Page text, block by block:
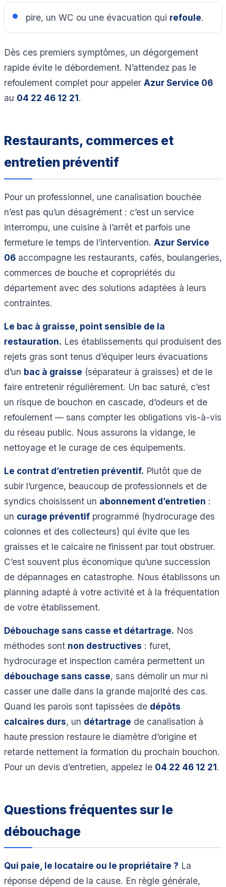
pire, un WC ou une évacuation qui refoule.
Dès ces premiers symptômes, un dégorgement
rapide évite le débordement. N’attendez pas le
refoulement complet pour appeler Azur Service 06
au 04 22 46 12 21.
Restaurants, commerces et
entretien préventif
Pour un professionnel, une canalisation bouchée
n’est pas qu’un désagrément : c’est un service
interrompu, une cuisine à l’arrêt et parfois une
fermeture le temps de l’intervention. Azur Service
06 accompagne les restaurants, cafés, boulangeries,
commerces de bouche et copropriétés du
département avec des solutions adaptées à leurs
contraintes.
Le bac à graisse, point sensible de la
restauration. Les établissements qui produisent des
rejets gras sont tenus d’équiper leurs évacuations
d’un bac à graisse (séparateur à graisses) et de le
faire entretenir régulièrement. Un bac saturé, c’est
un risque de bouchon en cascade, d’odeurs et de
refoulement — sans compter les obligations vis-à-vis
du réseau public. Nous assurons la vidange, le
nettoyage et le curage de ces équipements.
Le contrat d’entretien préventif. Plutôt que de
subir l’urgence, beaucoup de professionnels et de
syndics choisissent un abonnement d’entretien :
un curage préventif programmé (hydrocurage des
colonnes et des collecteurs) qui évite que les
graisses et le calcaire ne finissent par tout obstruer.
C’est souvent plus économique qu’une succession
de dépannages en catastrophe. Nous établissons un
planning adapté à votre activité et à la fréquentation
de votre établissement.
Débouchage sans casse et détartrage. Nos
méthodes sont non destructives : furet,
hydrocurage et inspection caméra permettent un
débouchage sans casse, sans démolir un mur ni
casser une dalle dans la grande majorité des cas.
Quand les parois sont tapissées de dépôts
calcaires durs, un détartrage de canalisation à
haute pression restaure le diamètre d’origine et
retarde nettement la formation du prochain bouchon.
Pour un devis d’entretien, appelez le 04 22 46 12 21.
Questions fréquentes sur le
débouchage
Qui paie, le locataire ou le propriétaire ? La
réponse dépend de la cause. En règle générale,